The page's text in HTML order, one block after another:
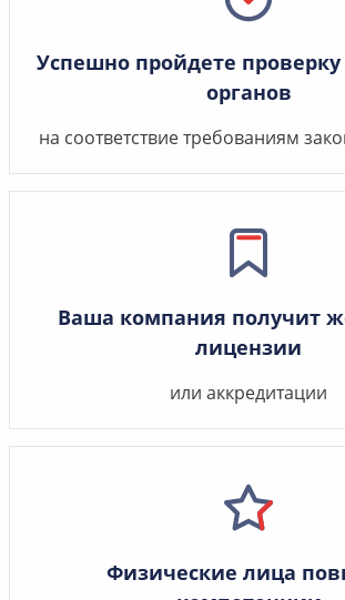
Успешно пройдете
органов
на соответствие требованиям
Ваша компания получит
лицензии
или аккредитации
Физические лица